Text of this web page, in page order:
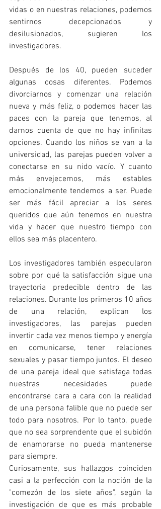
vidas o en nuestras relaciones, podemos
sentirnos decepcionados y
desilusionados, sugieren los
investigadores.
Después de los 40, pueden suceder
algunas cosas diferentes. Podemos
divorciarnos y comenzar una relación
nueva y más feliz, o podemos hacer las
paces con la pareja que tenemos, al
darnos cuenta de que no hay infinitas
opciones. Cuando los niños se van a la
universidad, las parejas pueden volver a
conectarse en su nido vacío. Y cuanto
más envejecemos, más estables
emocionalmente tendemos a ser. Puede
ser más fácil apreciar a los seres
queridos que aún tenemos en nuestra
vida y hacer que nuestro tiempo con
ellos sea más placentero.
Los investigadores también especularon
sobre por qué la satisfacción sigue una
trayectoria predecible dentro de las
relaciones. Durante los primeros 10 años
de una relación, explican los
investigadores, las parejas pueden
invertir cada vez menos tiempo y energía
en comunicarse, tener relaciones
sexuales y pasar tiempo juntos. El deseo
de una pareja ideal que satisfaga todas
nuestras necesidades puede
encontrarse cara a cara con la realidad
de una persona falible que no puede ser
todo para nosotros. Por lo tanto, puede
que no sea sorprendente que el subidón
de enamorarse no pueda mantenerse
para siempre.
Curiosamente, sus hallazgos coinciden
casi a la perfección con la noción de la
"comezón de los siete años", según la
investigación de que es más probable